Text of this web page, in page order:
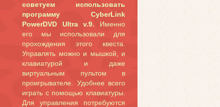
советуем использовать
программу CyberLink
PowerDVD Ultra v.9. Именно
его мы использовали для
прохождения этого квеста.
Управлять можно и мышкой, и
клавиатурой и даже
виртуальным пультом в
проигрывателе. Удобнее всего
играть с помощью клавиатуры.
Для управления потребуются